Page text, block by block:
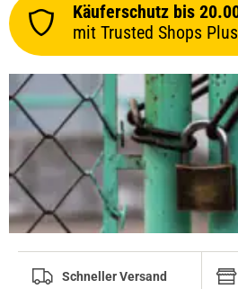
Käuferschutz bis
mit Trusted Shops Plus
Schneller Versand